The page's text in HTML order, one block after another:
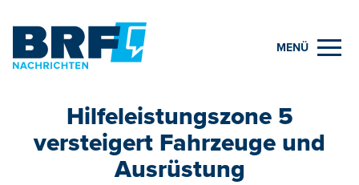
MENÜ
Hilfeleistungszone 5
versteigert Fahrzeuge und
Ausrüstung